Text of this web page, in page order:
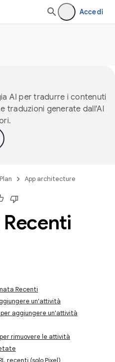
Accedi
AI per tradurre i contenuti
traduzioni generate dall'AI
App architecture
Recenti
un'attività
aggiungere un'attività
rimuovere le attività
recenti (solo Pixel)